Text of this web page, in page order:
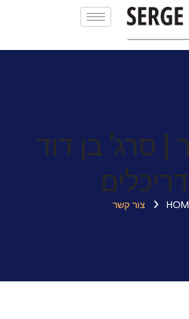
| סרג' בן דוד
צור קשר